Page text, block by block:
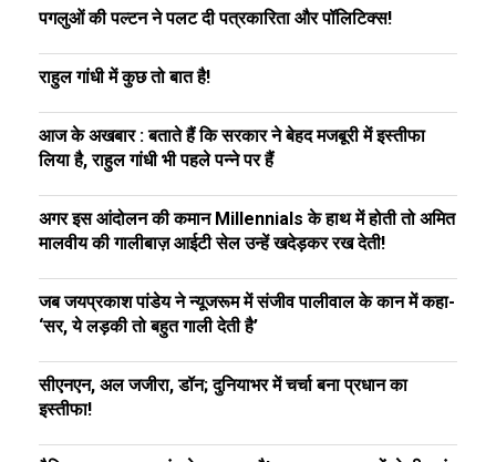
पगलुओं की पल्टन ने पलट दी पत्रकारिता और पॉलिटिक्स!
राहुल गांधी में कुछ तो बात है!
आज के अखबार : बताते हैं कि सरकार ने बेहद मजबूरी में इस्तीफा
लिया है, राहुल गांधी भी पहले पन्ने पर हैं
अगर इस आंदोलन की कमान Millennials के हाथ में होती तो अमित
मालवीय की गालीबाज़ आईटी सेल उन्हें खदेड़कर रख देती!
जब जयप्रकाश पांडेय ने न्यूजरूम में संजीव पालीवाल के कान में कहा-
‘सर, ये लड़की तो बहुत गाली देती है’
सीएनएन, अल जजीरा, डॉन; दुनियाभर में चर्चा बना प्रधान का
इस्तीफा!